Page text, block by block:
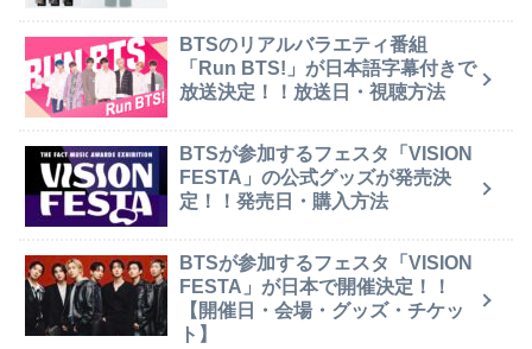
BTSのリアルバラエティ番組
「Run BTS!」が日本語字幕付きで
放送決定！！放送日・視聴方法
BTSが参加するフェスタ「VISION
FESTA」の公式グッズが発売決
定！！発売日・購入方法
BTSが参加するフェスタ「VISION
FESTA」が日本で開催決定！！
【開催日・会場・グッズ・チケッ
ト】